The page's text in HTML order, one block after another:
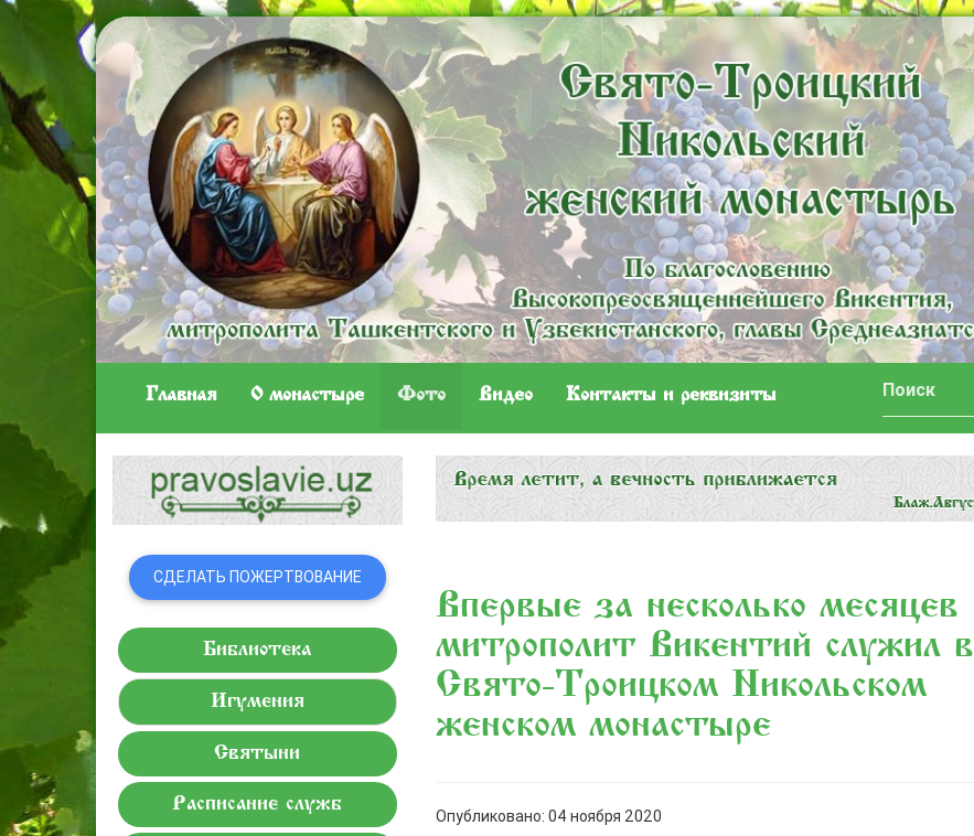
Главная O монастыре Фото Видео Контакты и реквизиты
СДЕЛАТЬ ПОЖЕРТВОВАНИЕ
Библиотека
Игумения
Святыни
Расписание служб
Впервые за несколько месяцев
митрополит Викентий служил в
Свято-Троицком Никольском
женском монастыре
Опубликовано: 04 ноября 2020